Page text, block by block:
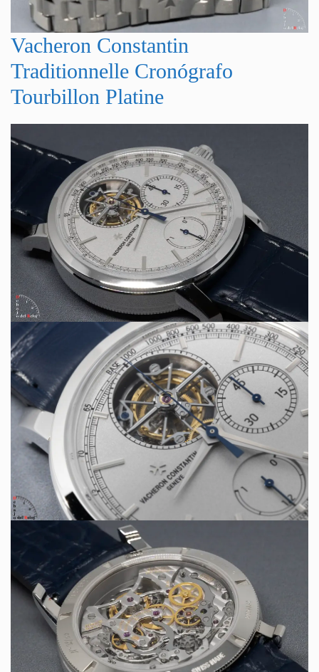
Vacheron Constantin
Traditionnelle Cronógrafo
Tourbillon Platine